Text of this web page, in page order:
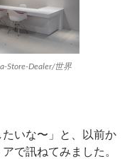
Store-Dealer/世界
たいな〜」と、以前か
で訊ねてみました。